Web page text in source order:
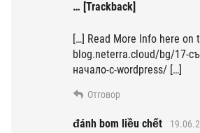
… [Trackback]
[…] Read More Info here on
blog.neterra.cloud/bg/17-
начало-с-wordpress/ […]
Отговор
đánh bom liều chết